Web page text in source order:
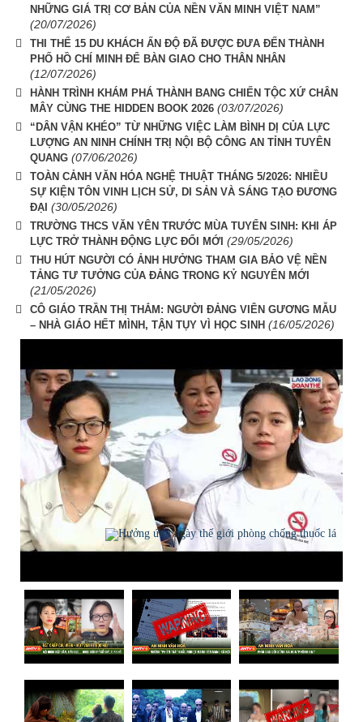
NHỮNG GIÁ TRỊ CƠ BẢN CỦA NỀN VĂN MINH VIỆT NAM”
(20/07/2026)
THI THỂ 15 DU KHÁCH ẤN ĐỘ ĐÃ ĐƯỢC ĐƯA ĐẾN THÀNH
PHỐ HỒ CHÍ MINH ĐỂ BÀN GIAO CHO THÂN NHÂN
(12/07/2026)
HÀNH TRÌNH KHÁM PHÁ THÀNH BANG CHIẾN TỘC XỨ CHÂN
MÂY CÙNG THE HIDDEN BOOK 2026 (03/07/2026)
“DÂN VẬN KHÉO” TỪ NHỮNG VIỆC LÀM BÌNH DỊ CỦA LỰC
LƯỢNG AN NINH CHÍNH TRỊ NỘI BỘ CÔNG AN TỈNH TUYÊN
QUANG (07/06/2026)
TOÀN CẢNH VĂN HÓA NGHỆ THUẬT THÁNG 5/2026: NHIỀU
SỰ KIỆN TÔN VINH LỊCH SỬ, DI SẢN VÀ SÁNG TẠO ĐƯƠNG
ĐẠI (30/05/2026)
TRƯỜNG THCS VĂN YÊN TRƯỚC MÙA TUYỂN SINH: KHI ÁP
LỰC TRỞ THÀNH ĐỘNG LỰC ĐỔI MỚI (29/05/2026)
THU HÚT NGƯỜI CÓ ẢNH HƯỞNG THAM GIA BẢO VỆ NỀN
TẢNG TƯ TƯỞNG CỦA ĐẢNG TRONG KỶ NGUYÊN MỚI
(21/05/2026)
CÔ GIÁO TRẦN THỊ THẮM: NGƯỜI ĐẢNG VIÊN GƯƠNG MẪU
– NHÀ GIÁO HẾT MÌNH, TẬN TỤY VÌ HỌC SINH (16/05/2026)